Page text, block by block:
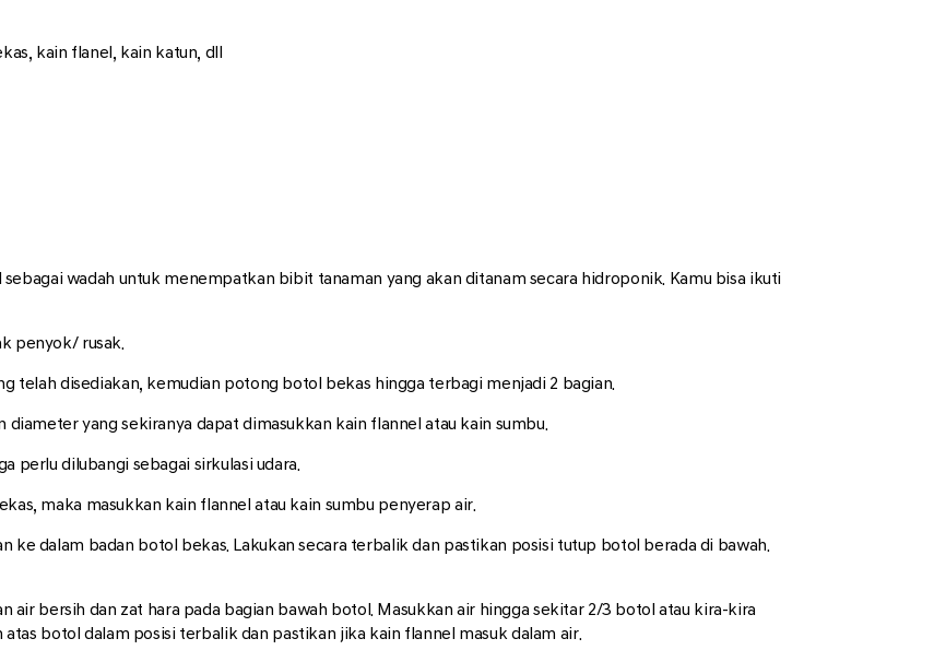
kain flanel, kain katun, dll
wadah untuk menempatkan bibit tanaman yang akan ditanam secara hidroponik. Kamu bisa ikuti
penyok/ rusak.
telah disediakan, kemudian potong botol bekas hingga terbagi menjadi 2 bagian.
yang sekiranya dapat dimasukkan kain flannel atau kain sumbu.
perlu dilubangi sebagai sirkulasi udara.
maka masukkan kain flannel atau kain sumbu penyerap air.
ke dalam badan botol bekas. Lakukan secara terbalik dan pastikan posisi tutup botol berada di bawah.
bersih dan zat hara pada bagian bawah botol. Masukkan air hingga sekitar 2/3 botol atau kira-kira
botol dalam posisi terbalik dan pastikan jika kain flannel masuk dalam air.